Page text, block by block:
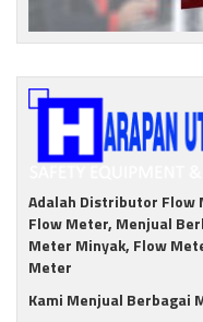
Adalah Distributor Flow
Flow Meter, Menjual
Meter Minyak, Flow
Meter
Kami Menjual Berbagai